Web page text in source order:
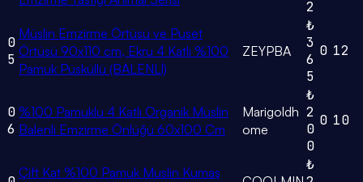
2
0
5
Müslin Emzirme Örtüsü ve Puset
Örtüsü 90x110 cm, Ekru 4 Katlı %100
Pamuk Püsküllü (BALENLİ)
ZEYPBA
₺
3
6
5
0 12
0
6
%100 Pamuklu 4 Katlı Organik Müslin
Balenli Emzirme Önlüğü 60x100 Cm
Marigoldh
ome
₺
2
0
0
0 10
Çift Kat %100 Pamuk Muslin Kumaş
₺